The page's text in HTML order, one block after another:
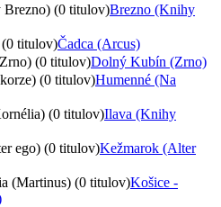
(0 titulov)Brezno (Knihy
titulov)Čadca (Arcus)
(0 titulov)Dolný Kubín (Zrno)
(0 titulov)Humenné (Na
(0 titulov)Ilava (Knihy
ego) (0 titulov)Kežmarok (Alter
(Martinus) (0 titulov)Košice -